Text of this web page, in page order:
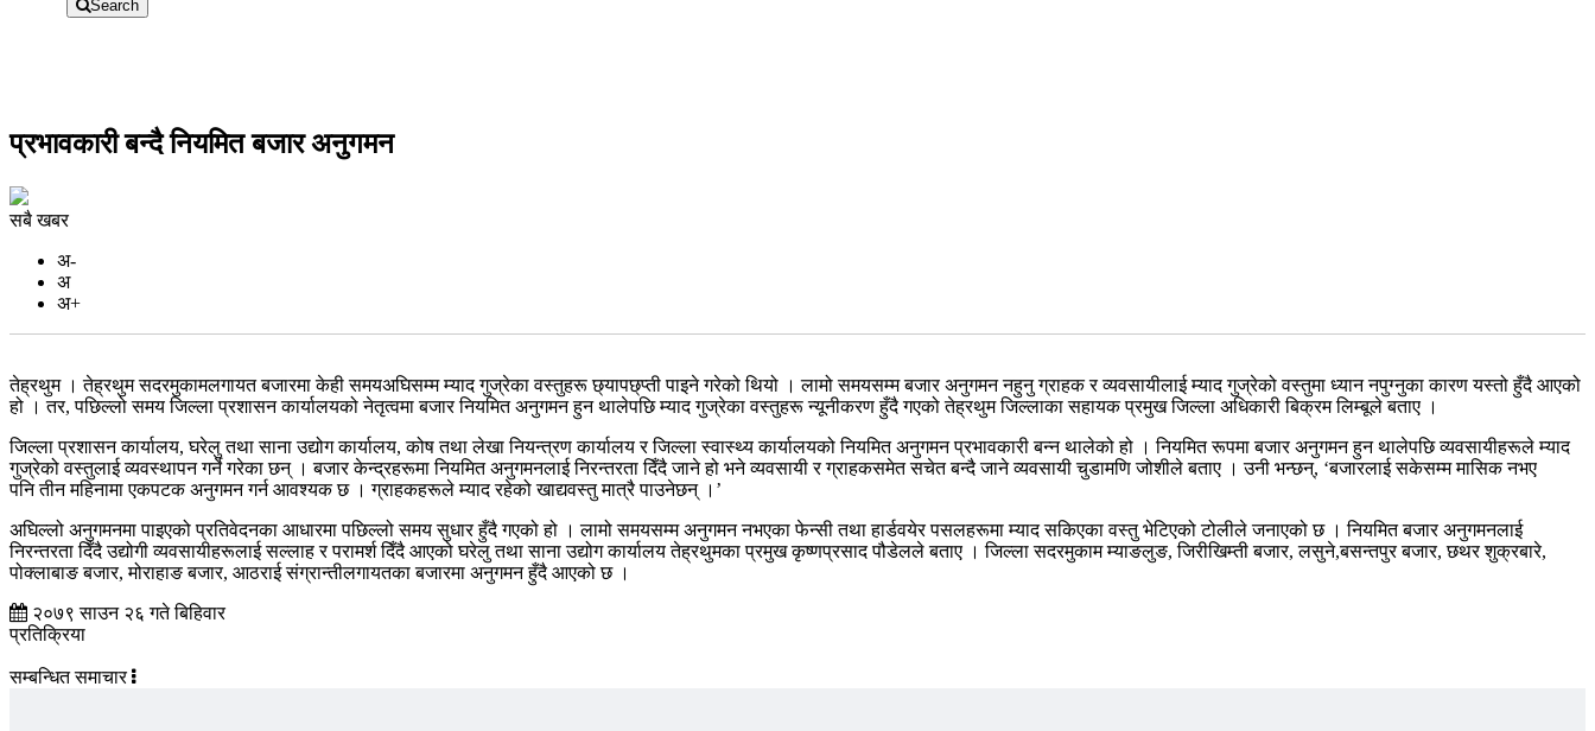
Search
प्रभावकारी बन्दै नियमित बजार अनुगमन
सबै खबर
अ-
अ
अ+
तेह्रथुम । तेह्रथुम सदरमुकामलगायत बजारमा केही समयअघिसम्म म्याद गुज्रेका वस्तुहरू छ्यापछ्प्ती पाइने गरेको थियो । लामो समयसम्म बजार अनुगमन नहुनु ग्राहक र व्यवसायीलाई म्याद गुज्रेको वस्तुमा ध्यान नपुग्नुका कारण यस्तो हुँदै आएको
हो । तर, पछिल्लो समय जिल्ला प्रशासन कार्यालयको नेतृत्वमा बजार नियमित अनुगमन हुन थालेपछि म्याद गुज्रेका वस्तुहरू न्यूनीकरण हुँदै गएको तेह्रथुम जिल्लाका सहायक प्रमुख जिल्ला अधिकारी बिक्रम लिम्बूले बताए ।
जिल्ला प्रशासन कार्यालय, घरेलु तथा साना उद्योग कार्यालय, कोष तथा लेखा नियन्त्रण कार्यालय र जिल्ला स्वास्थ्य कार्यालयको नियमित अनुगमन प्रभावकारी बन्न थालेको हो । नियमित रूपमा बजार अनुगमन हुन थालेपछि व्यवसायीहरूले म्याद
गुज्रेको वस्तुलाई व्यवस्थापन गर्ने गरेका छन् । बजार केन्द्रहरूमा नियमित अनुगमनलाई निरन्तरता दिँदै जाने हो भने व्यवसायी र ग्राहकसमेत सचेत बन्दै जाने व्यवसायी चुडामणि जोशीले बताए । उनी भन्छन्, ‘बजारलाई सकेसम्म मासिक नभए
पनि तीन महिनामा एकपटक अनुगमन गर्न आवश्यक छ । ग्राहकहरूले म्याद रहेको खाद्यवस्तु मात्रै पाउनेछन् ।’
अघिल्लो अनुगमनमा पाइएको प्रतिवेदनका आधारमा पछिल्लो समय सुधार हुँदै गएको हो । लामो समयसम्म अनुगमन नभएका फेन्सी तथा हार्डवयेर पसलहरूमा म्याद सकिएका वस्तु भेटिएको टोलीले जनाएको छ । नियमित बजार अनुगमनलाई
निरन्तरता दिँदै उद्योगी व्यवसायीहरूलाई सल्लाह र परामर्श दिँदै आएको घरेलु तथा साना उद्योग कार्यालय तेह्रथुमका प्रमुख कृष्णप्रसाद पौडेलले बताए । जिल्ला सदरमुकाम म्याङलुङ, जिरीखिम्ती बजार, लसुने,बसन्तपुर बजार, छथर शुक्रबारे,
पोक्लाबाङ बजार, मोराहाङ बजार, आठराई संग्रान्तीलगायतका बजारमा अनुगमन हुँदै आएको छ ।
२०७९ साउन २६ गते बिहिवार
प्रतिक्रिया
सम्बन्धित समाचार